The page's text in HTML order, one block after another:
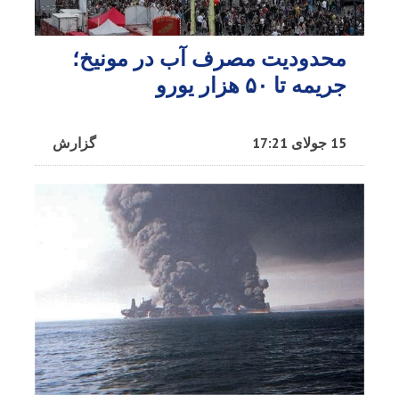
محدودیت مصرف آب در مونیخ؛
جریمه تا ۵۰ هزار یورو
گزارش 15 جولای 17:21